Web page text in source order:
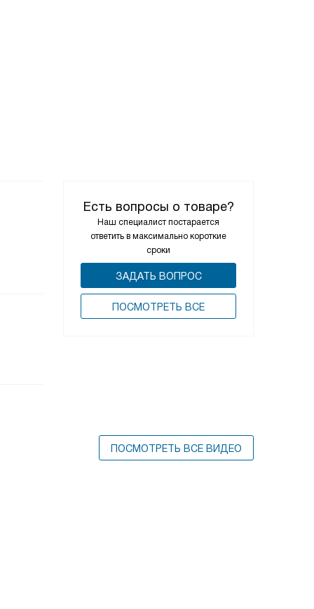
Есть вопросы о товаре?
Наш специалист постарается
ответить в максимально короткие
сроки
ЗАДАТЬ ВОПРОС
ПОCМОТРЕТЬ ВСЕ
ПОСМОТРЕТЬ ВСЕ ВИДЕО